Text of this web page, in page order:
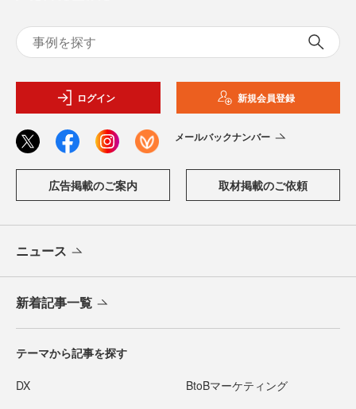
ログイン 新規会員登録
メールバックナンバー
広告掲載のご案内 取材掲載のご依頼
ニュース
新着記事一覧
テーマから記事を探す
DX BtoBマーケティング